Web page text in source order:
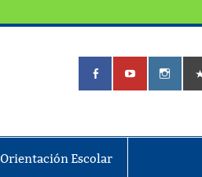
Orientación Escolar